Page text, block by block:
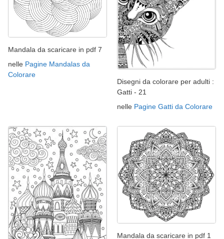
Mandala da scaricare in pdf 7
nelle Pagine Mandalas da
Colorare
Disegni da colorare per adulti :
Gatti - 21
nelle Pagine Gatti da Colorare
Mandala da scaricare in pdf 1